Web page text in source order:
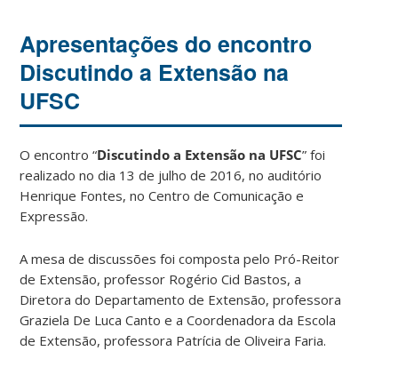
Apresentações do encontro
Discutindo a Extensão na
UFSC
O encontro “Discutindo a Extensão na UFSC” foi
realizado no dia 13 de julho de 2016, no auditório
Henrique Fontes, no Centro de Comunicação e
Expressão.
A mesa de discussões foi composta pelo Pró-Reitor
de Extensão, professor Rogério Cid Bastos, a
Diretora do Departamento de Extensão, professora
Graziela De Luca Canto e a Coordenadora da Escola
de Extensão, professora Patrícia de Oliveira Faria.